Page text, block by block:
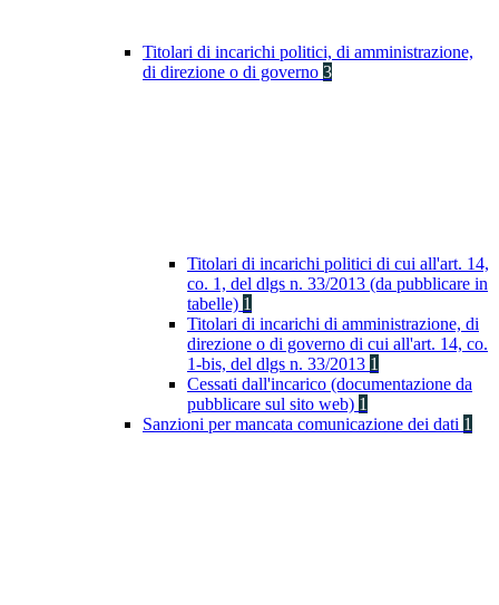
Titolari di incarichi politici, di amministrazione,
di direzione o di governo 3
Titolari di incarichi politici di cui all'art. 14,
co. 1, del dlgs n. 33/2013 (da pubblicare in
tabelle) 1
Titolari di incarichi di amministrazione, di
direzione o di governo di cui all'art. 14, co.
1-bis, del dlgs n. 33/2013 1
Cessati dall'incarico (documentazione da
pubblicare sul sito web) 1
Sanzioni per mancata comunicazione dei dati 1